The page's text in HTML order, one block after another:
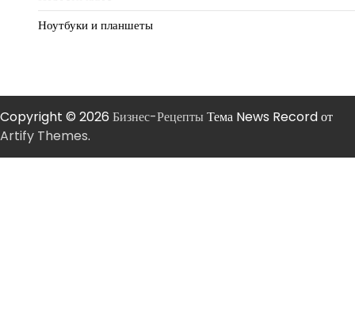
Ноутбуки и планшеты
Copyright © 2026 Бизнес-РецептыТема News Record от
Artify Themes.